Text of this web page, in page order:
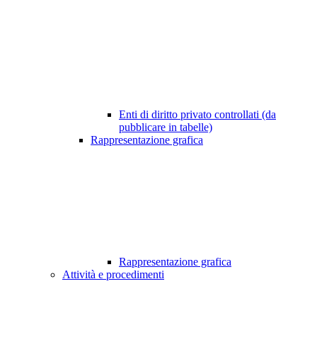
Enti di diritto privato controllati (da
pubblicare in tabelle)
Rappresentazione grafica
Rappresentazione grafica
Attività e procedimenti